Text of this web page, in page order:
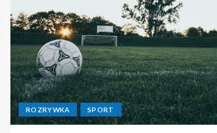
ROZRYWKA SPORT